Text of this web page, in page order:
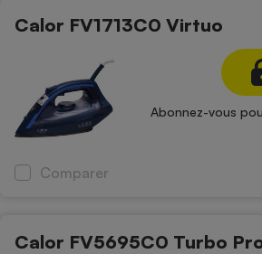
Calor FV1713C0 Virtuo
Abonnez-vous
Comparer
Calor FV5695C0 Turbo